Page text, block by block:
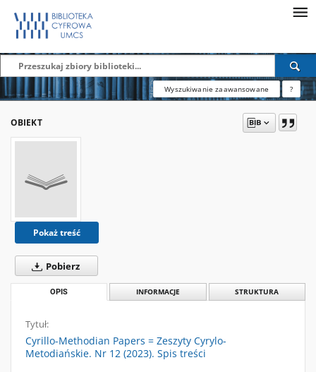
Wyszukiwanie zaawansowane ?
OBIEKT
Pokaż treść
Pobierz
OPIS INFORMACJE STRUKTURA
Tytuł:
Cyrillo-Methodian Papers = Zeszyty Cyrylo-
Metodiańskie. Nr 12 (2023). Spis treści